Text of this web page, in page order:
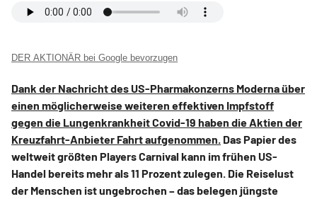
DER AKTIONÄR bei Google bevorzugen
Dank der Nachricht des US-Pharmakonzerns Moderna über
einen möglicherweise weiteren effektiven Impfstoff
gegen die Lungenkrankheit Covid-19 haben die Aktien der
Kreuzfahrt-Anbieter Fahrt aufgenommen. Das Papier des
weltweit größten Players Carnival kann im frühen US-
Handel bereits mehr als 11 Prozent zulegen. Die Reiselust
der Menschen ist ungebrochen – das belegen jüngste